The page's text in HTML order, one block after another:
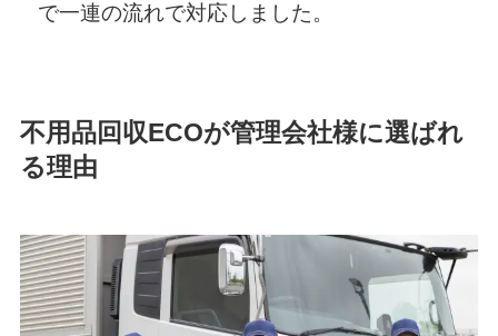
で一連の流れで対応しました。
不用品回収ECOが管理会社様に選ばれ
る理由